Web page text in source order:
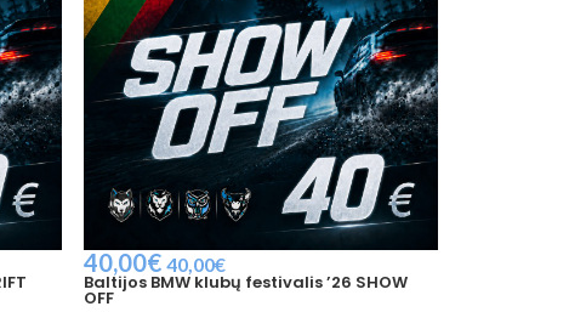
40,00€ 40,00€
Baltijos BMW klubų festivalis ’26 SHOW
OFF